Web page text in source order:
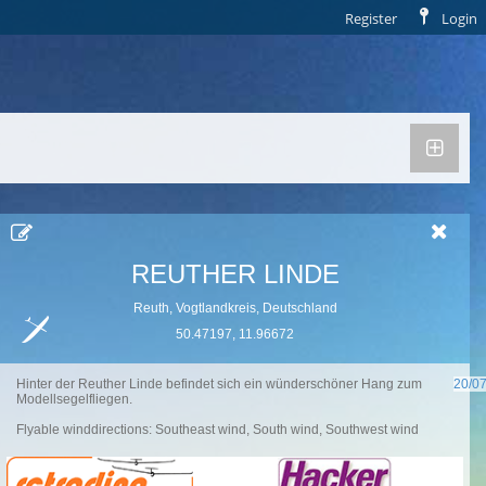
REUTHER LINDE
Reuth Vogtlandkreis Deutschland
50.47197, 11.96672
20/
Hinter der Reuther Linde befindet sich ein wünderschöner Hang zum
Modellsegelfliegen.
Flyable winddirections: Southeast wind South wind Southwest wind
Login
Register